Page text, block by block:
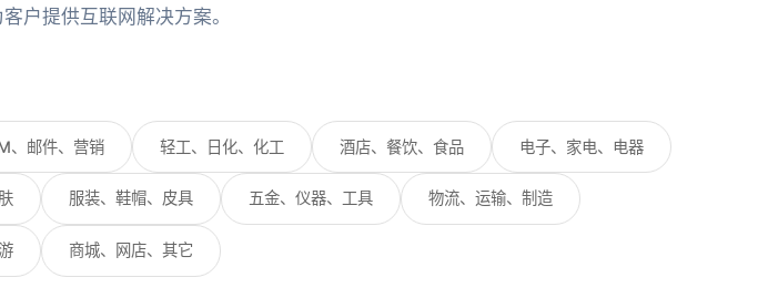
户提供互联网解决方案。
、邮件、营销 轻工、日化、化工 酒店、餐饮、食品 电子、家电、电器
服装、鞋帽、皮具 五金、仪器、工具 物流、运输、制造
商城、网店、其它